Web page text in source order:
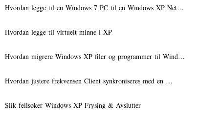
Hvordan legge til en Windows 7 PC til en Windows XP Net…
Hvordan legge til virtuelt minne i XP
Hvordan migrere Windows XP filer og programmer til Wind…
Hvordan justere frekvensen Client synkroniseres med en …
Slik feilsøker Windows XP Frysing & Avslutter